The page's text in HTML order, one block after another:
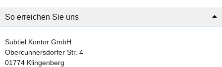
So erreichen Sie uns
Subtiel Kontor GmbH
Obercunnersdorfer Str. 4
01774 Klingenberg